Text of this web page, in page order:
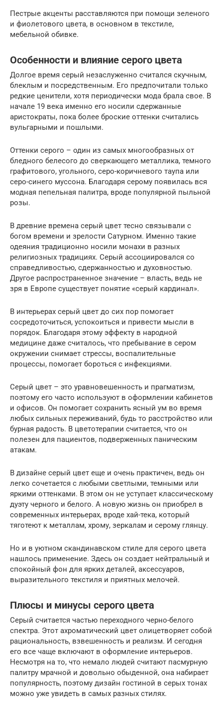
Пестрые акценты расставляются при помощи зеленого
и фиолетового цвета, в основном в текстиле,
мебельной обивке.
Особенности и влияние серого цвета
Долгое время серый незаслуженно считался скучным,
блеклым и посредственным. Его предпочитали только
редкие ценители, хотя периодически мода брала свое. В
начале 19 века именно его носили сдержанные
аристократы, пока более броские оттенки считались
вульгарными и пошлыми.
Оттенки серого – один из самых многообразных от
бледного белесого до сверкающего металлика, темного
графитового, угольного, серо-коричневого таупа или
серо-синего муссона. Благодаря серому появилась вся
модная пепельная палитра, вроде популярной пыльной
розы.
В древние времена серый цвет тесно связывали с
богом времени и зрелости Сатурном. Именно такие
одеяния традиционно носили монахи в разных
религиозных традициях. Серый ассоциировался со
справедливостью, сдержанностью и духовностью.
Другое распространенное значение – власть, ведь не
зря в Европе существует понятие «серый кардинал».
В интерьерах серый цвет до сих пор помогает
сосредоточиться, успокоиться и привести мысли в
порядок. Благодаря этому эффекту в народной
медицине даже считалось, что пребывание в сером
окружении снимает стрессы, воспалительные
процессы, помогает бороться с инфекциями.
Серый цвет – это уравновешенность и прагматизм,
поэтому его часто используют в оформлении кабинетов
и офисов. Он помогает сохранить ясный ум во время
любых сильных переживаний, будь то расстройство или
бурная радость. В цветотерапии считается, что он
полезен для пациентов, подверженных паническим
атакам.
В дизайне серый цвет еще и очень практичен, ведь он
легко сочетается с любыми светлыми, темными или
яркими оттенками. В этом он не уступает классическому
дуэту черного и белого. А новую жизнь он приобрел в
современных интерьерах, вроде хай-тека, который
тяготеют к металлам, хрому, зеркалам и серому глянцу.
Но и в уютном скандинавском стиле для серого цвета
нашлось применение. Здесь он создает нейтральный и
спокойный фон для ярких деталей, аксессуаров,
выразительного текстиля и приятных мелочей.
Плюсы и минусы серого цвета
Серый считается частью переходного черно-белого
спектра. Этот ахроматический цвет олицетворяет собой
рациональность, взвешенность и реализм. И сегодня
его все чаще включают в оформление интерьеров.
Несмотря на то, что немало людей считают пасмурную
палитру мрачной и довольно обыденной, она набирает
популярность, поэтому дизайн гостиной в серых тонах
можно уже увидеть в самых разных стилях.